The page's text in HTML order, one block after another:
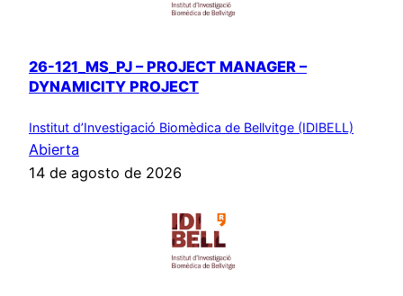
26-121_MS_PJ – PROJECT MANAGER –
DYNAMICITY PROJECT
Institut d’Investigació Biomèdica de Bellvitge (IDIBELL)
Abierta
14 de agosto de 2026